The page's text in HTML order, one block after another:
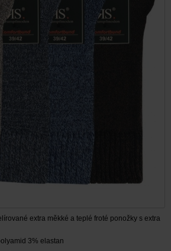
extra měkké a teplé froté ponožky s extra
3% elastan